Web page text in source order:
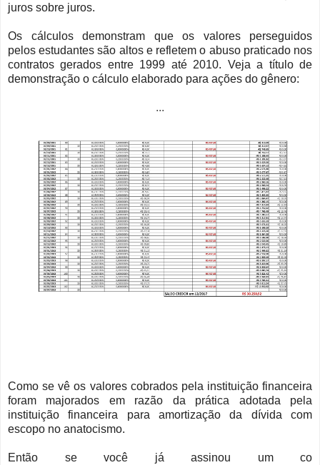
juros sobre juros.
Os cálculos demonstram que os valores perseguidos
pelos estudantes são altos e refletem o abuso praticado nos
contratos gerados entre 1999 até 2010. Veja a título de
demonstração o cálculo elaborado para ações do gênero:
...
Como se vê os valores cobrados pela instituição financeira
foram majorados em razão da prática adotada pela
instituição financeira para amortização da dívida com
escopo no anatocismo.
Então se você já assinou um co